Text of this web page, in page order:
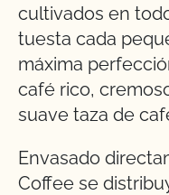
cultivados en
tuesta cada
máxima
café rico,
suave taza de
Envasado
Coffee se